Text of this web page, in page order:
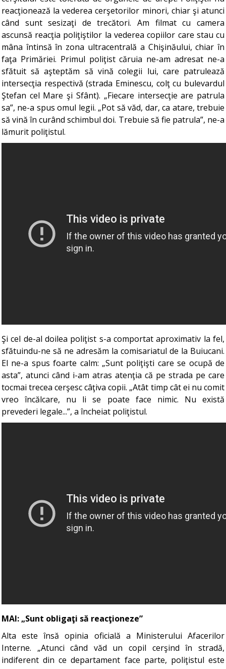
reacţionează la vederea cerşetorilor minori, chiar şi atunci
când sunt sesizaţi de trecători. Am filmat cu camera
ascunsă reacţia poliţiştilor la vederea copiilor care stau cu
mâna întinsă în zona ultracentrală a Chişinăului, chiar în
faţa Primăriei. Primul poliţist căruia ne-am adresat ne-a
sfătuit să aşteptăm să vină colegii lui, care patrulează
intersecţia respectivă (strada Eminescu, colţ cu bulevardul
Ştefan cel Mare şi Sfânt). „Fiecare intersecţie are patrula
sa”, ne-a spus omul legii. „Pot să văd, dar, ca atare, trebuie
să vină în curând schimbul doi. Trebuie să fie patrula”, ne-a
lămurit poliţistul.
Şi cel de-al doilea poliţist s-a comportat aproximativ la fel,
sfătuindu-ne să ne adresăm la comisariatul de la Buiucani.
El ne-a spus foarte calm: „Sunt poliţişti care se ocupă de
asta”, atunci când i-am atras atenţia că pe strada pe care
tocmai trecea cerşesc câţiva copii. „Atât timp cât ei nu comit
vreo încălcare, nu li se poate face nimic. Nu există
prevederi legale...”, a încheiat poliţistul.
MAI: „Sunt obligaţi să reacţioneze”
Alta este însă opinia oficială a Ministerului Afacerilor
Interne. „Atunci când văd un copil cerşind în stradă,
indiferent din ce departament face parte, poliţistul este